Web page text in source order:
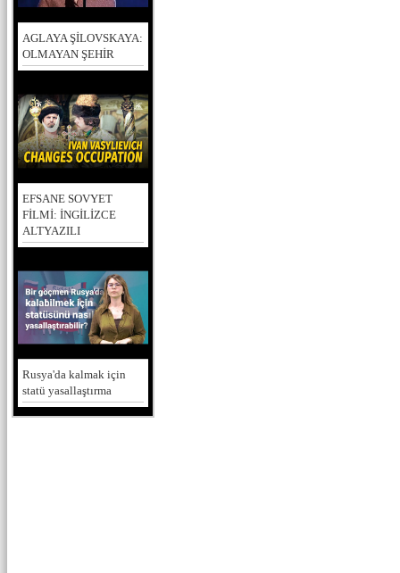
AGLAYA ŞİLOVSKAYA:
OLMAYAN ŞEHİR
EFSANE SOVYET
FİLMİ: İNGİLİZCE
ALTYAZILI
Rusya'da kalmak için
statü yasallaştırma